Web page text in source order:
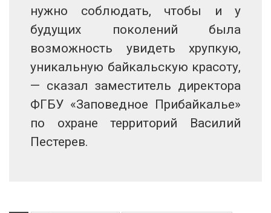
нужно соблюдать, чтобы и у
будущих поколений была
возможность увидеть хрупкую,
уникальную байкальскую красоту,
— сказал заместитель директора
ФГБУ «Заповедное Прибайкалье»
по охране территорий Василий
Пестерев.